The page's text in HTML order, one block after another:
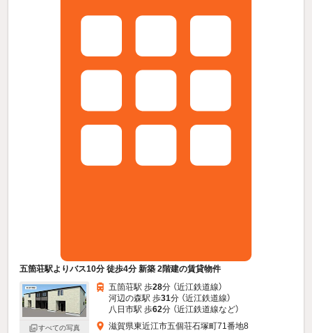
五箇荘駅よりバス10分 徒歩4分 新築 2階建の賃貸物件
すべての写真
五箇荘駅 歩28分 （近江鉄道線）
河辺の森駅 歩31分 （近江鉄道線）
八日市駅 歩62分 （近江鉄道線など）
滋賀県東近江市五個荘石塚町71番地8